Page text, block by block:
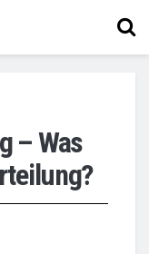
– Was